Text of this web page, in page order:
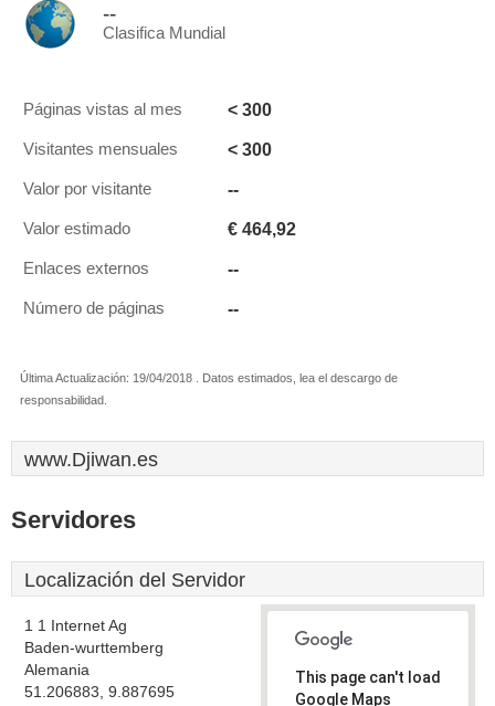
--
Clasifica Mundial
Páginas vistas al mes < 300
Visitantes mensuales < 300
Valor por visitante --
Valor estimado € 464,92
Enlaces externos --
Número de páginas --
Última Actualización: 19/04/2018 . Datos estimados, lea el descargo de
responsabilidad.
www.Djiwan.es
Servidores
Localización del Servidor
1 1 Internet Ag
Baden-wurttemberg
Alemania
51.206883, 9.887695
This page can't load
Google Maps